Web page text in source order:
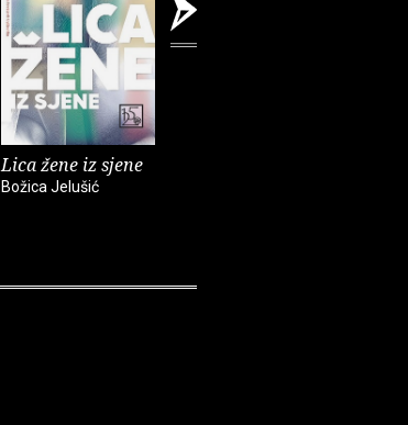
Lica žene iz sjene
Božica Jelušić